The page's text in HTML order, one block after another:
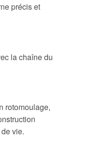
précis et
la chaîne du
rotomoulage,
vie.